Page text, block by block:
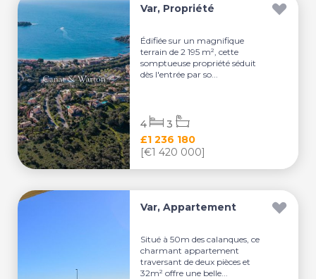
Var, Propriété
Édifiée sur un magnifique
terrain de 2 195 m², cette
somptueuse propriété séduit
dès l'entrée par so...
£1 236 180
[€1 420 000]
4 3
Var, Appartement
Situé à 50m des calanques, ce
charmant appartement
traversant de deux pièces et
32m² offre une belle...